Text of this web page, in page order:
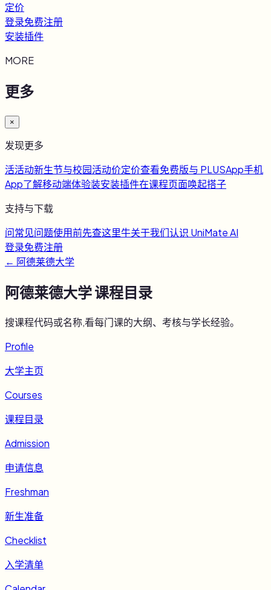
定价
登录免费注册
安装插件
MORE
更多
×
发现更多
活活动新生节与校园活动价定价查看免费版与 PLUSApp手机
App了解移动端体验装安装插件在课程页面唤起搭子
支持与下载
问常见问题使用前先查这里牛关于我们认识 UniMate AI
登录免费注册
← 阿德莱德大学
阿德莱德大学课程目录
搜课程代码或名称,看每门课的大纲、考核与学长经验。
Profile
大学主页
Courses
课程目录
Admission
申请信息
Freshman
新生准备
Checklist
入学清单